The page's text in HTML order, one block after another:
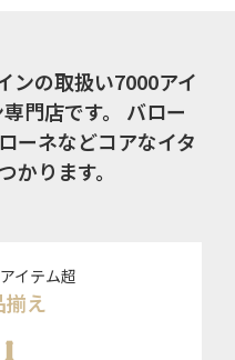
ンの取扱い7000アイ
門店です。
バロー
ーネなどコアなイタ
かります。
イテム超
え